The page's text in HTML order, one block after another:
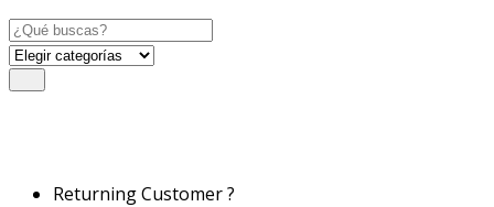
Search
for:
Returning Customer ?